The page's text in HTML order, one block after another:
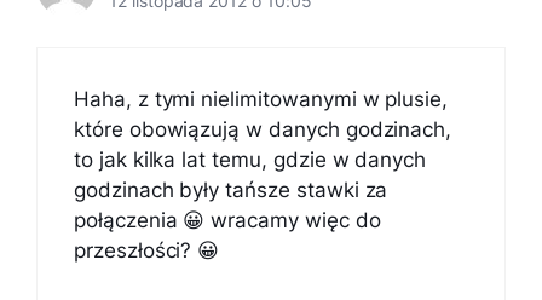
Haha, z tymi nielimitowanymi w plusie,
które obowiązują w danych godzinach,
to jak kilka lat temu, gdzie w danych
godzinach były tańsze stawki za
połączenia 😀 wracamy więc do
przeszłości? 😀